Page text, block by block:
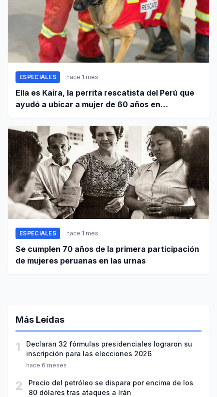
ESPECIALES hace 1 mes
Ella es Kaira, la perrita rescatista del Perú que
ayudó a ubicar a mujer de 60 años en
ESPECIALES hace 1 mes
Se cumplen 70 años de la primera participación
de mujeres peruanas en las urnas
Más Leídas
1
Declaran 32 fórmulas presidenciales lograron su
inscripción para las elecciones 2026
hace 6 meses
2
Precio del petróleo se dispara por encima de los
80 dólares tras ataques a Irán